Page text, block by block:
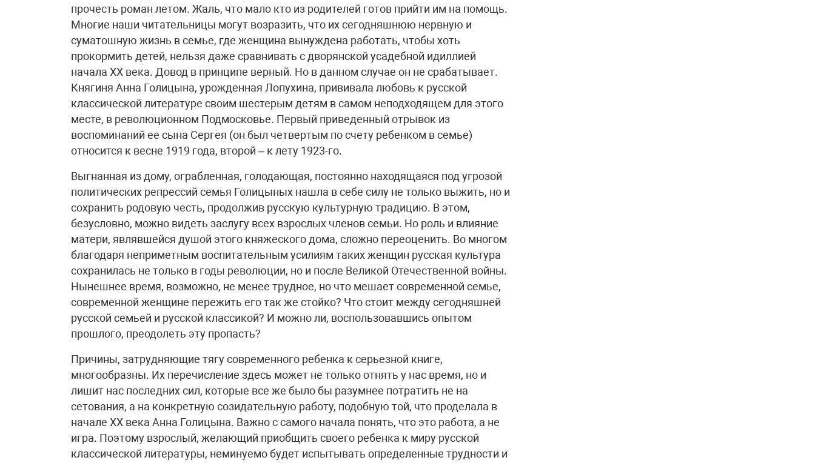
прочесть роман летом. Жаль, что мало кто из родителей готов прийти им на помощь.
Многие наши читательницы могут возразить, что их сегодняшнюю нервную и
суматошную жизнь в семье, где женщина вынуждена работать, чтобы хоть
прокормить детей, нельзя даже сравнивать с дворянской усадебной идиллией
начала ХХ века. Довод в принципе верный. Но в данном случае он не срабатывает.
Княгиня Анна Голицына, урожденная Лопухина, прививала любовь к русской
классической литературе своим шестерым детям в самом неподходящем для этого
месте, в революционном Подмосковье. Первый приведенный отрывок из
воспоминаний ее сына Сергея (он был четвертым по счету ребенком в семье)
относится к весне 1919 года, второй – к лету 1923-го.
Выгнанная из дому, ограбленная, голодающая, постоянно находящаяся под угрозой
политических репрессий семья Голицыных нашла в себе силу не только выжить, но и
сохранить родовую честь, продолжив русскую культурную традицию. В этом,
безусловно, можно видеть заслугу всех взрослых членов семьи. Но роль и влияние
матери, являвшейся душой этого княжеского дома, сложно переоценить. Во многом
благодаря неприметным воспитательным усилиям таких женщин русская культура
сохранилась не только в годы революции, но и после Великой Отечественной войны.
Нынешнее время, возможно, не менее трудное, но что мешает современной семье,
современной женщине пережить его так же стойко? Что стоит между сегодняшней
русской семьей и русской классикой? И можно ли, воспользовавшись опытом
прошлого, преодолеть эту пропасть?
Причины, затрудняющие тягу современного ребенка к серьезной книге,
многообразны. Их перечисление здесь может не только отнять у нас время, но и
лишит нас последних сил, которые все же было бы разумнее потратить не на
сетования, а на конкретную созидательную работу, подобную той, что проделала в
начале ХХ века Анна Голицына. Важно с самого начала понять, что это работа, а не
игра. Поэтому взрослый, желающий приобщить своего ребенка к миру русской
классической литературы, неминуемо будет испытывать определенные трудности и